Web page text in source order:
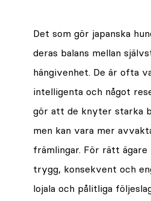
Det som gör japanska
deras balans mellan
hängivenhet. De är ofta
intelligenta och något
gör att de knyter starka
men kan vara mer
främlingar. För rätt ägare
trygg, konsekvent och
lojala och pålitliga